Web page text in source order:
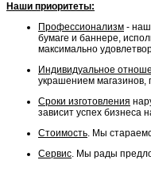
Наши приоритеты:
Профессионализм - наш
бумаге и баннере,
максимально
Индивидуальное
украшением магазинов,
Сроки изготовления
зависит успех бизнеса
Стоимость. Мы
Сервис. Мы рады